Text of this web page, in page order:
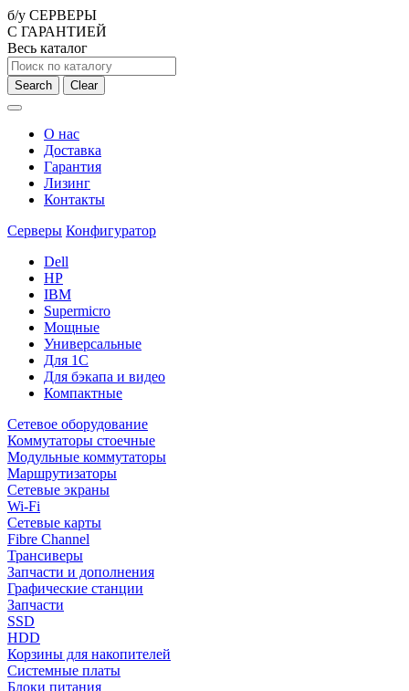
б/у СЕРВЕРЫ
С ГАРАНТИЕЙ
Весь каталог
Search Clear
О нас
Доставка
Гарантия
Лизинг
Контакты
Серверы Конфигуратор
Dell
HP
IBM
Supermicro
Мощные
Универсальные
Для 1С
Для бэкапа и видео
Компактные
Сетевое оборудование
Коммутаторы стоечные
Модульные коммутаторы
Маршрутизаторы
Сетевые экраны
Wi-Fi
Сетевые карты
Fibre Channel
Трансиверы
Запчасти и дополнения
Графические станции
Запчасти
SSD
HDD
Корзины для накопителей
Системные платы
Блоки питания